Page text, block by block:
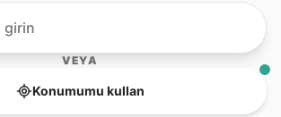
VEYA
Konumumu kullan